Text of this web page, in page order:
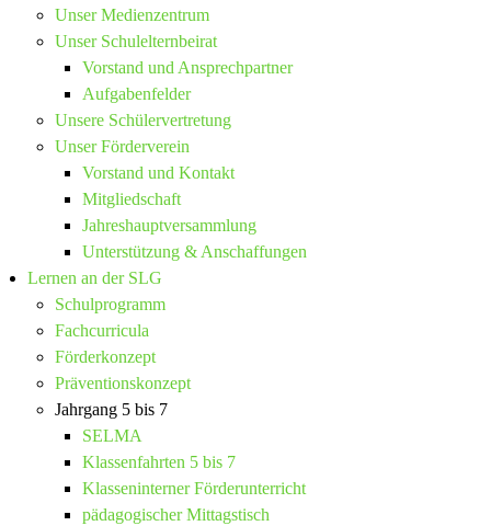
Unser Medienzentrum
Unser Schulelternbeirat
Vorstand und Ansprechpartner
Aufgabenfelder
Unsere Schülervertretung
Unser Förderverein
Vorstand und Kontakt
Mitgliedschaft
Jahreshauptversammlung
Unterstützung & Anschaffungen
Lernen an der SLG
Schulprogramm
Fachcurricula
Förderkonzept
Präventionskonzept
Jahrgang 5 bis 7
SELMA
Klassenfahrten 5 bis 7
Klasseninterner Förderunterricht
pädagogischer Mittagstisch